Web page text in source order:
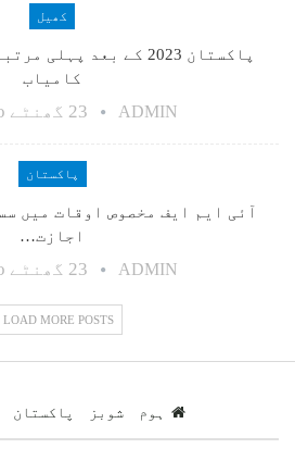
کھیل
پاکستان 2023 کے بعد
کامیاب
ADMIN 23 گھنٹے ago
پاکستان
آئی ایم ایف مخصوص اوقات میں
اجازت…
ADMIN 23 گھنٹے ago
LOAD MORE POSTS
ہوم شوبز پاکستان